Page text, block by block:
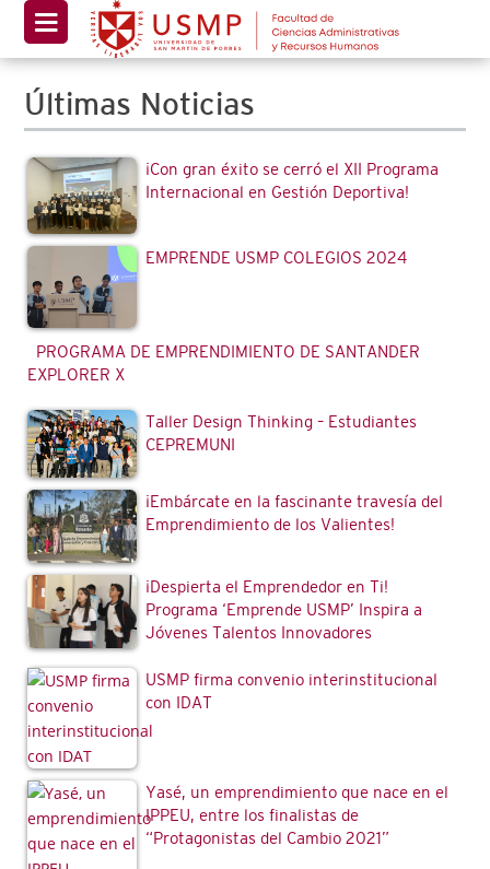
Últimas Noticias
¡Con gran éxito se cerró el XII Programa
Internacional en Gestión Deportiva!
EMPRENDE USMP COLEGIOS 2024
PROGRAMA DE EMPRENDIMIENTO DE SANTANDER
EXPLORER X
Taller Design Thinking – Estudiantes
CEPREMUNI
¡Embárcate en la fascinante travesía del
Emprendimiento de los Valientes!
¡Despierta el Emprendedor en Ti!
Programa ‘Emprende USMP’ Inspira a
Jóvenes Talentos Innovadores
USMP firma convenio interinstitucional
con IDAT
Yasé, un emprendimiento que nace en el
IPPEU, entre los finalistas de
“Protagonistas del Cambio 2021”